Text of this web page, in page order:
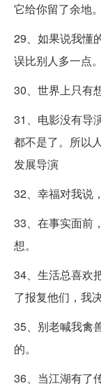
它给你留了余地。
29、如果说我懂
误比别人多一点。
30、世界上只有
31、电影没有导
都不是了。所以
发展导演
32、幸福对我说
33、在事实面前
想。
34、生活总喜欢
了报复他们，我
35、别老喊我禽
的。
36、当江湖有了